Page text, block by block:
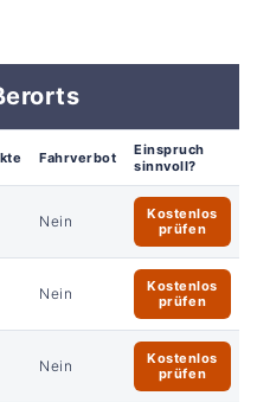
Fahrverbot
Einspruch
sinnvoll?
Nein
Kostenlos
prüfen
Nein
Kostenlos
prüfen
Nein
Kostenlos
prüfen